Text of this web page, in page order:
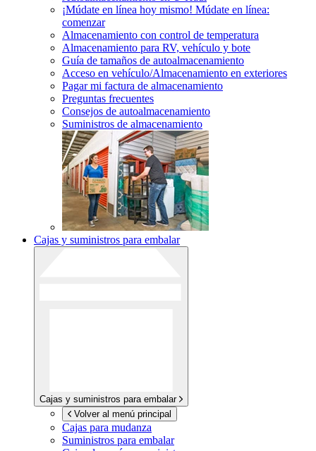
¡Múdate en línea hoy mismo! Múdate en línea:
comenzar
Almacenamiento con control de temperatura
Almacenamiento para RV, vehículo y bote
Guía de tamaños de autoalmacenamiento
Acceso en vehículo/Almacenamiento en exteriores
Pagar mi factura de almacenamiento
Preguntas frecuentes
Consejos de autoalmacenamiento
Suministros de almacenamiento
Cajas y suministros para embalar
Cajas y suministros para embalar
Volver al menú principal
Cajas para mudanza
Suministros para embalar